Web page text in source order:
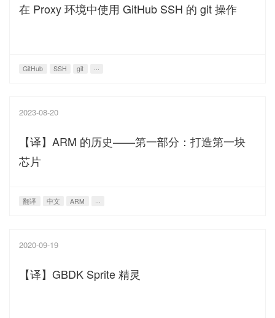
在 Proxy 环境中使用 GitHub SSH 的 git 操作
GitHub SSH git ···
2023-08-20
【译】ARM 的历史——第一部分：打造第一块
芯片
翻译 中文 ARM ···
2020-09-19
【译】GBDK Sprite 精灵